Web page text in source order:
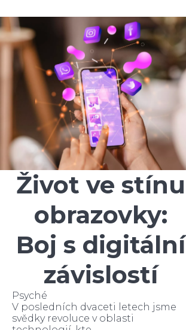
Život ve stínu
obrazovky:
Boj s digitální
závislostí
Psyché
V posledních dvaceti letech jsme
svědky revoluce v oblasti